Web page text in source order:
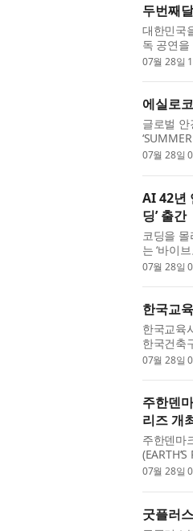
두번째
대한민국
독 공연을
계의 주목
07월 28일
에실로
글로벌
여름방학’
07월 28일
AI 42년
딩’ 출간
코딩을
는 ‘바이
브코딩협
07월 28일
한국교
한국교육
한국건축
성하기 위
07월 28일
주한덴
리즈 개
주한덴마
관이 협력
07월 28일
굿플러